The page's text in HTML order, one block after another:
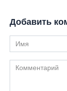
Добавить
Имя
Комментарий